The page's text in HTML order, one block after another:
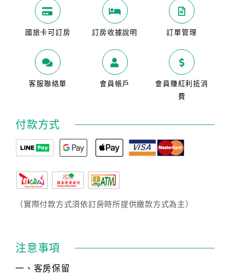
國旅卡可訂房 訂房收據說明 訂單管理
客服聯絡單 會員帳戶
會員賺紅利抵消
費
付款方式
（實際付款方式須依訂房時所提供繳款方式為主）
注意事項
一、客房保留